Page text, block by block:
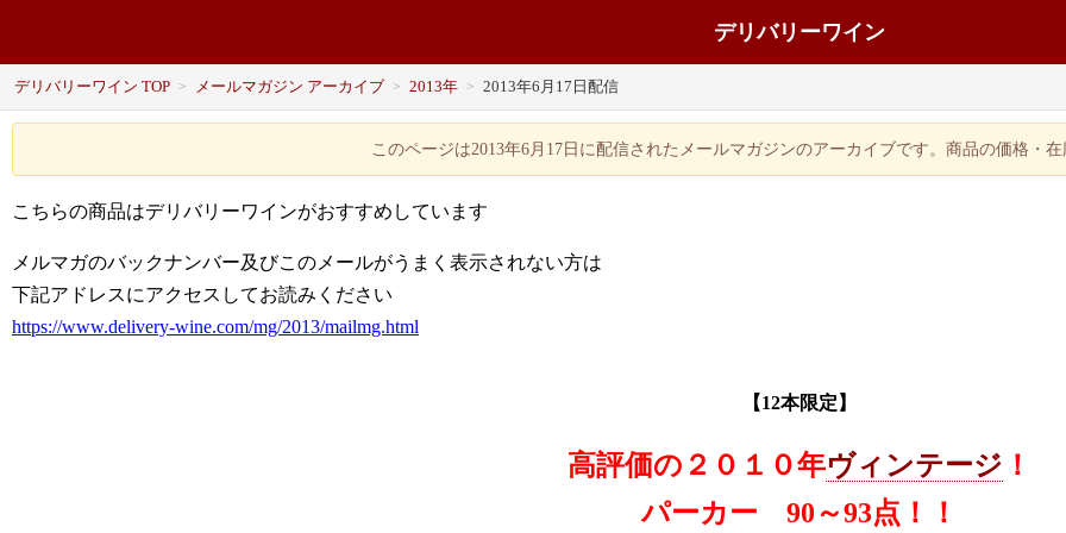
デリバリーワイン
デリバリーワイン TOP > メールマガジン アーカイブ > 2013年 > 2013年6月17日配信
このページは2013年6月17日に配信されたメールマガジンのアーカイブです。商品の価格・在
こちらの商品はデリバリーワインがおすすめしています
メルマガのバックナンバー及びこのメールがうまく表示されない方は
下記アドレスにアクセスしてお読みください
https://www.delivery-wine.com/mg/2013/mailmg.html
【12本限定】
高評価の２０１０年ヴィンテージ ！
パーカー 90～93点！！